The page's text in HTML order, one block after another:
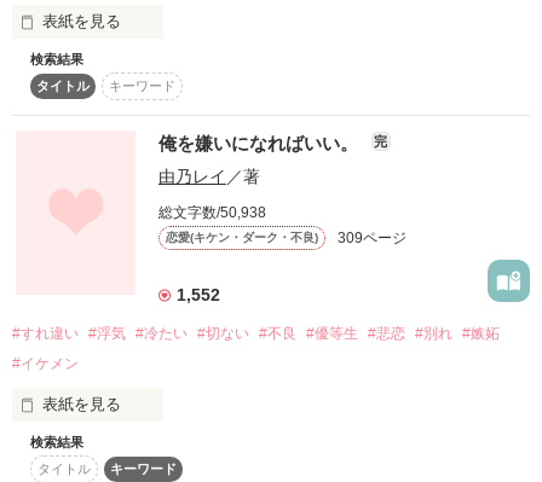
そう、思ってたのに─────
「言っとくけど、付き合ったからには俺以外のこと考えたら、
ただじゃおかないからね」
「あー…かわいすぎてイラつく。このまま閉じ込めようか」
「これで俺が満足すると思ってんの？」
郡 光里
こおり ひかり
彼氏を好きなのやめたい彼女
「帰ったら可愛がってあげるから
大人しくして」
「あさひ。
今日、一緒に帰ろうか」
大手リゾートの御曹司
矢代 瑞季　Yashiro Mizuki
×
中瀬 あさひ　Nakase Asahi
表紙を見る
ガンッ！
「お前みたいな地味な奴いらねー。」
「お前みたいな奴を信じた俺達が馬鹿だ」
12月の真冬の雨の中1人の少女が佇む。
「私何もしてないよ？ねぇ葵！」
検索結果
タイトル
キーワード
俺を嫌いになればいい。 完
由乃レイ ／著
総文字数/50,938
恋愛(キケン・ダーク・不良) 309ページ
1,552
#すれ違い #浮気 #冷たい #切ない #不良 #優等生 #悲恋 #別れ #嫉妬
#イケメン
表紙を見る
検索結果
タイトル
キーワード